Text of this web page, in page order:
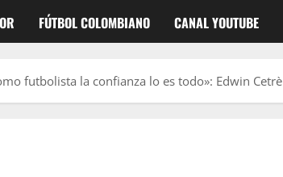
FÚTBOL COLOMBIANO CANAL YOUTUBE
futbolista la confianza lo es todo»: Edwin Cetrè